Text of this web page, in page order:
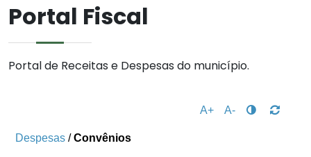
Portal Fiscal
Portal de Receitas e Despesas do município.